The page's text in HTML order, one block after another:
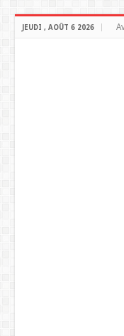
JEUDI , AOÛT 6 2026